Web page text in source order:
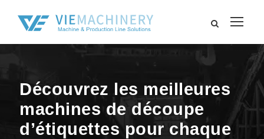
Découvrez les meilleures
machines de découpe
d’étiquettes pour chaque